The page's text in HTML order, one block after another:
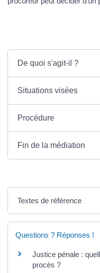
De quoi s'agit-il ?
Situations visées
Procédure
Fin de la médiation
Textes de référence
Questions ? Réponses !
Justice pénale :
procès ?